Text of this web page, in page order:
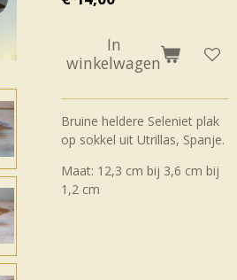
In
winkelwagen
Bruine heldere Seleniet plak
op sokkel uit Utrillas, Spanje.
Maat: 12,3 cm bij 3,6 cm bij
1,2 cm